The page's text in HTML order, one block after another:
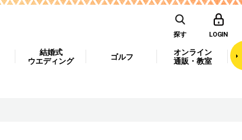
探す LOGIN
結婚式
ウエディング
ゴルフ
オンライン
通販・教室